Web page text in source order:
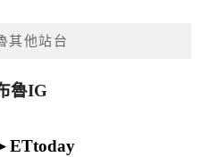
其他站台
魯IG
ETtoday